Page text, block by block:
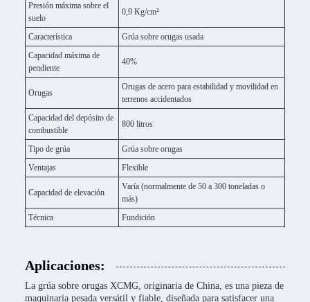
Presión máxima sobre el
suelo
0,9 Kg/cm²
Característica
Grúa sobre orugas usada
Capacidad máxima de
pendiente
40%
Orugas
Orugas de acero para estabilidad y movilidad en
terrenos accidentados
Capacidad del depósito de
combustible
800 litros
Tipo de grúa
Grúa sobre orugas
Ventajas
Flexible
Capacidad de elevación
Varía (normalmente de 50 a 300 toneladas o
más)
Técnica
Fundición
Aplicaciones:
La grúa sobre orugas XCMG, originaria de China, es una pieza de
maquinaria pesada versátil y fiable, diseñada para satisfacer una